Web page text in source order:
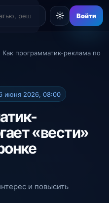
☼ Войти
Как программатик-реклама
июня 2026, 08:00
«вести»
и повысить